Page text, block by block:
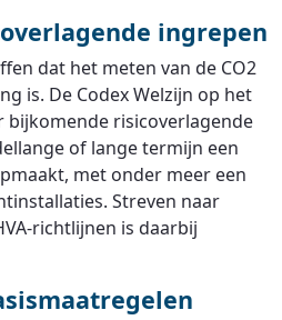
ingrepen
dat het meten van de CO2
is. De Codex Welzijn op het
risicoverlagende
of lange termijn een
met onder meer een
Streven naar
richtlijnen is daarbij